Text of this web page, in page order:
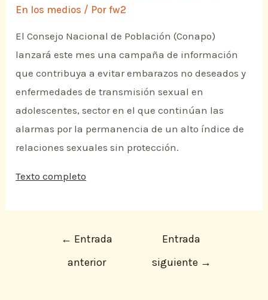
En los medios / Porfw2
El Consejo Nacional de Población (Conapo)
lanzará este mes una campaña de información
que contribuya a evitar embarazos no deseados y
enfermedades de transmisión sexual en
adolescentes, sector en el que continúan las
alarmas por la permanencia de un alto índice de
relaciones sexuales sin protección.
Texto completo
← Entrada
anterior
Entrada
siguiente →